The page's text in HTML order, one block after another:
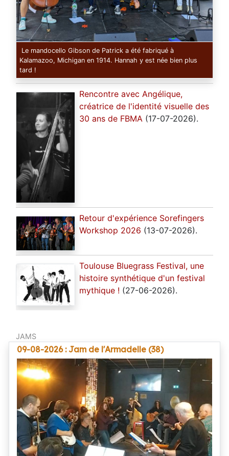
Le mandocello Gibson de Patrick a été fabriqué à
Kalamazoo, Michigan en 1914. Hannah y est née bien plus
tard !
Rencontre avec Angélique,
créatrice de l'identité visuelle des
30 ans de FBMA(17-07-2026).
Retour d'expérience Sorefingers
Workshop 2026 (13-07-2026).
Toulouse Bluegrass Festival, une
histoire synthétique d'un festival
mythique ! (27-06-2026).
JAMS
09-08-2026 : Jam de l'Armadelle (38)